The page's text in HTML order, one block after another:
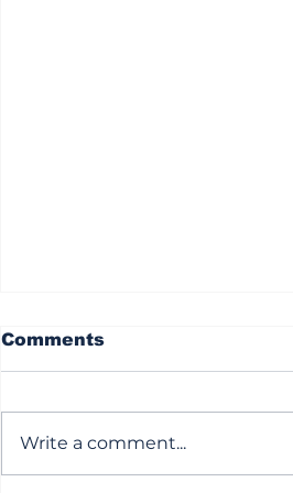
Comments
Write a comment...